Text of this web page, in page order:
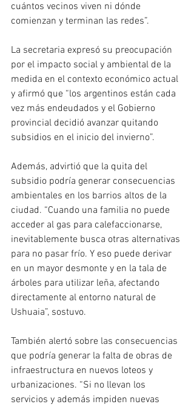
cuántos vecinos viven ni dónde
comienzan y terminan las redes”.
La secretaria expresó su preocupación
por el impacto social y ambiental de la
medida en el contexto económico actual
y afirmó que “los argentinos están cada
vez más endeudados y el Gobierno
provincial decidió avanzar quitando
subsidios en el inicio del invierno”.
Además, advirtió que la quita del
subsidio podría generar consecuencias
ambientales en los barrios altos de la
ciudad. “Cuando una familia no puede
acceder al gas para calefaccionarse,
inevitablemente busca otras alternativas
para no pasar frío. Y eso puede derivar
en un mayor desmonte y en la tala de
árboles para utilizar leña, afectando
directamente al entorno natural de
Ushuaia”, sostuvo.
También alertó sobre las consecuencias
que podría generar la falta de obras de
infraestructura en nuevos loteos y
urbanizaciones. “Si no llevan los
servicios y además impiden nuevas